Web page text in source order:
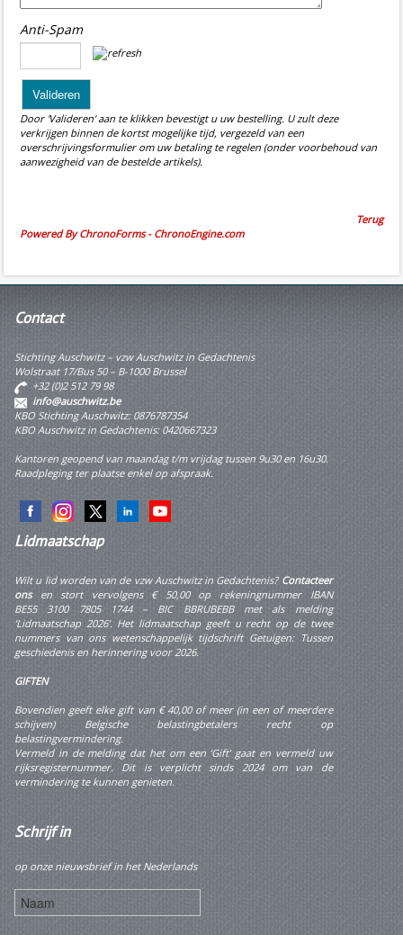
Anti-Spam
Door 'Valideren' aan te klikken bevestigt u uw bestelling. U zult deze
verkrijgen binnen de kortst mogelijke tijd, vergezeld van een
overschrijvingsformulier om uw betaling te regelen (onder voorbehoud van
aanwezigheid van de bestelde artikels).
Terug
Powered By ChronoForms - ChronoEngine.com
Contact
Stichting Auschwitz – vzw Auschwitz in Gedachtenis
Wolstraat 17/Bus 50 – B-1000 Brussel
+32 (0)2 512 79 98
info@auschwitz.be
KBO Stichting Auschwitz: 0876787354
KBO Auschwitz in Gedachtenis: 0420667323
Kantoren geopend van maandag t/m vrijdag tussen 9u30 en 16u30.
Raadpleging ter plaatse enkel op afspraak.
Lidmaatschap
Wilt u lid worden van de vzw Auschwitz in Gedachtenis? Contacteer
onsen stort vervolgens € 50,00 op rekeningnummer IBAN
BE55 3100 7805 1744 – BIC BBRUBEBB met als melding
‘Lidmaatschap 2026’. Het lidmaatschap geeft u recht op de twee
nummers van ons wetenschappelijk tijdschrift Getuigen: Tussen
geschiedenis en herinneringvoor 2026.
GIFTEN
Bovendien geeft elke gift van € 40,00 of meer (in een of meerdere
schijven) Belgische belastingbetalers recht op
belastingvermindering.
Vermeld in de melding dat het om een ‘Gift’ gaat en vermeld uw
rijksregisternummer. Dit is verplicht sinds 2024 om van de
vermindering te kunnen genieten.
Schrijfin
op onze nieuwsbrief in het Nederlands